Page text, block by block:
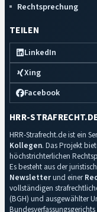
Rechtsprechung
TEILEN
LinkedIn
Xing
Facebook
HRR-
HRR-Strafrecht.de ist ein
Kollegen. Das Projekt
höchstrichterlichen
Es besteht aus der
Newsletterund einer
vollständigen
(BGH) und ausgewählter